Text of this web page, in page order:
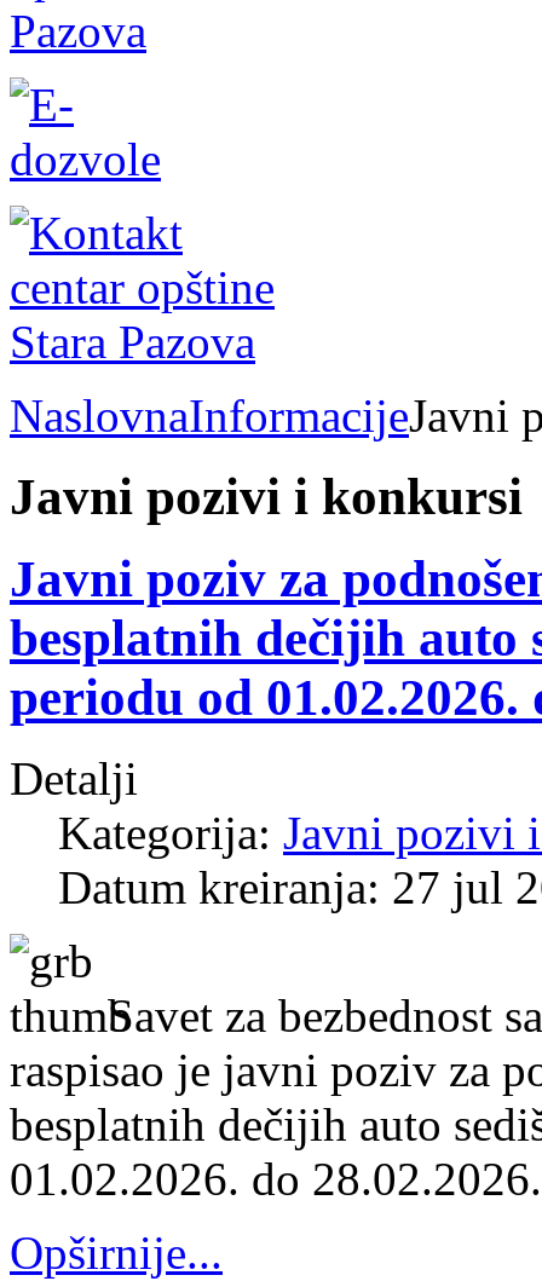
NaslovnaInformacijeJavni
Javni pozivi i konkursi
Javni poziv za
besplatnih dečijih auto
periodu od 01.02.2026.
Detalji
Kategorija: Javni pozivi
Datum kreiranja: 27 jul
Savet za bezbednost
raspisao je javni poziv za
besplatnih dečijih auto
01.02.2026. do
Opširnije...